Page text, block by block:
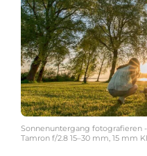
Sonnenuntergang fotografieren
Tamron f/2.8 15–30 mm, 15 mm